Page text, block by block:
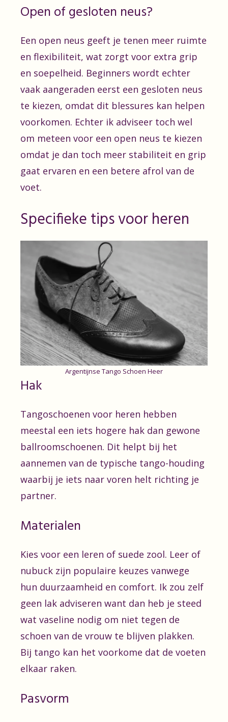
Open of gesloten neus?
Een open neus geeft je tenen meer ruimte
en flexibiliteit, wat zorgt voor extra grip
en soepelheid. Beginners wordt echter
vaak aangeraden eerst een gesloten neus
te kiezen, omdat dit blessures kan helpen
voorkomen. Echter ik adviseer toch wel
om meteen voor een open neus te kiezen
omdat je dan toch meer stabiliteit en grip
gaat ervaren en een betere afrol van de
voet.
Specifieke tips voor heren
Argentijnse Tango Schoen Heer
Hak
Tangoschoenen voor heren hebben
meestal een iets hogere hak dan gewone
ballroomschoenen. Dit helpt bij het
aannemen van de typische tango-houding
waarbij je iets naar voren helt richting je
partner.
Materialen
Kies voor een leren of suede zool. Leer of
nubuck zijn populaire keuzes vanwege
hun duurzaamheid en comfort. Ik zou zelf
geen lak adviseren want dan heb je steed
wat vaseline nodig om niet tegen de
schoen van de vrouw te blijven plakken.
Bij tango kan het voorkome dat de voeten
elkaar raken.
Pasvorm